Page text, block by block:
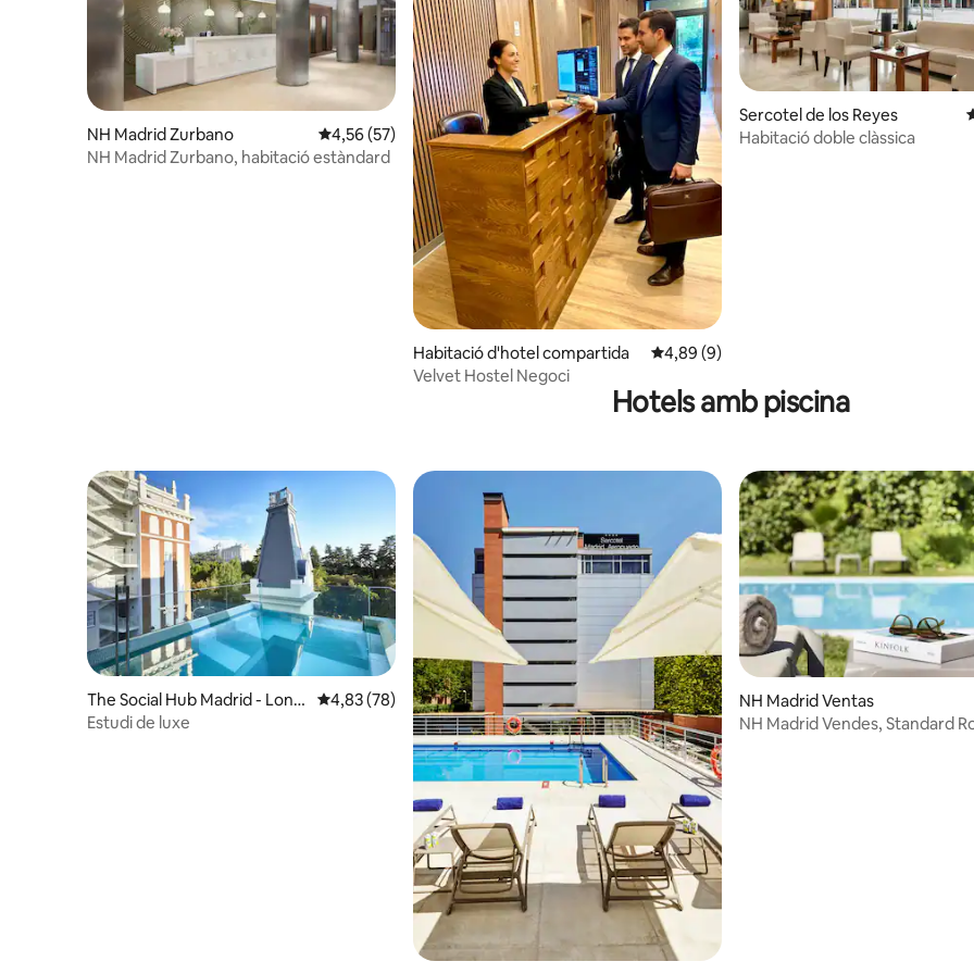
NH Madrid Zurbano 4,56 de puntuació mitjana d'un total de 5; 57 avaluacions
4,56 (57)
NH Madrid Zurbano, habitació estàndard
Habitació d'hotel compartida 4,89 de puntuació mitjana d'un total de 5; 9
4,89 (9)
Velvet Hostel Negoci
Sercotel de los Reyes
Habitació doble clàssica
Hotels amb piscina
The Social Hub Madrid - Long
Term
4,83 de puntuació mitjana d'un total de 5; 78 avaluacions
4,83 (78)
Estudi de luxe
NH Madrid Ventas
NH Madrid Vendes, Standard